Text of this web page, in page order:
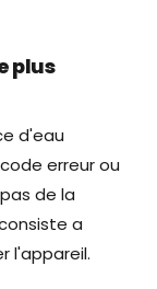
plus
d'eau
erreur ou
de la
a
l'appareil.